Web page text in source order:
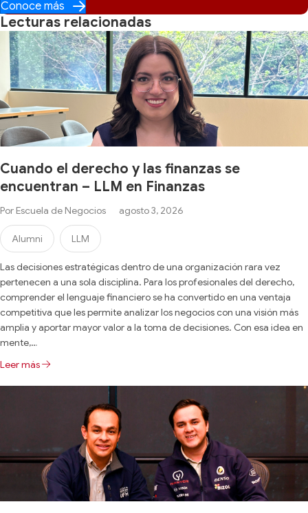
n o
o
k
p
p
n
k
tir
Conoce más
Lecturas relacionadas
Cuando el derecho y las finanzas se
encuentran – LLM en Finanzas
Por Escuela de Negocios agosto 3, 2026
Alumni LLM
Las decisiones estratégicas dentro de una organización rara vez
pertenecen a una sola disciplina. Para los profesionales del derecho,
comprender el lenguaje financiero se ha convertido en una ventaja
competitiva que les permite analizar los negocios con una visión más
amplia y aportar mayor valor a la toma de decisiones. Con esa idea en
mente,…
Leer más